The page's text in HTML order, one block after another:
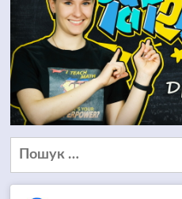
Пошук: